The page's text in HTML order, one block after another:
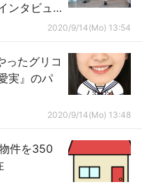
ンタビュ
楽ナタリ2020/9/14(Mo) 13:54
ったグリコ
実』のパ
2020/9/14(Mo) 13:48
件を350